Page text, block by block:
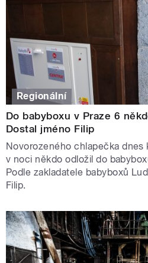
Regionální
Do babyboxu v Praze 6
Dostal jméno Filip
Novorozeného chlapečka dnes
v noci někdo odložil do
Podle zakladatele babyboxů
Filip.